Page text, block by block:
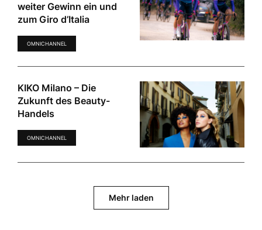
weiter Gewinn ein und
zum Giro d’Italia
OMNICHANNEL
KIKO Milano – Die
Zukunft des Beauty-
Handels
OMNICHANNEL
Mehr laden